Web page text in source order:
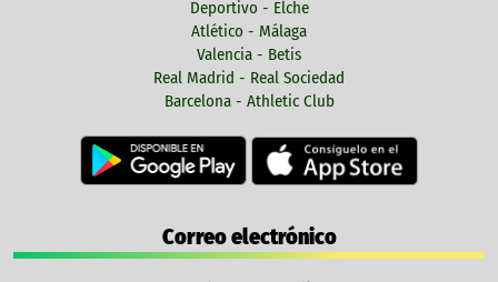
Deportivo - Elche
Atlético - Málaga
Valencia - Betis
Real Madrid - Real Sociedad
Barcelona - Athletic Club
Correo electrónico